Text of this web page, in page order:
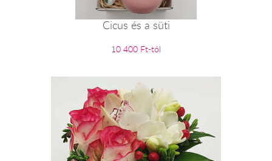
Cicus és a süti
10 400 Ft-tól